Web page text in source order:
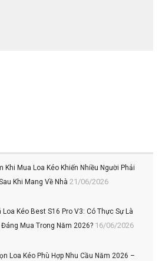
Khi Mua Loa Kéo Khiến Nhiều Người Phải
Khi Mang Về Nhà 21/06/2026
Loa Kéo Best S16 Pro V3: Có Thực Sự Là
Đáng Mua Trong Năm 2026? 16/06/2026
Loa Kéo Phù Hợp Nhu Cầu Năm 2026 –